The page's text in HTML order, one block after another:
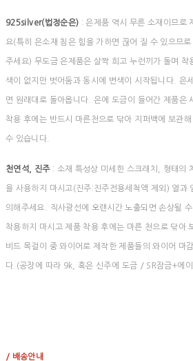
925silver(법정순은) : 은제품 역시 무른 소재이므로
요(특히 은소재 침은 힘을 가하면 끊어 질 수 있으므
주세요) 무도금 은제품은 살짝 희고 누런끼가 돌며 착
색이 없지만 벗어둠과 동시에 변색이 시작됩니다. 은
면 원래대로 돌아옵니다. 은에 도금이 들어간 제품은
착용 후에는 반드시 마른천으로 닦아 지퍼백에 보관
수 있습니다.
천연석, 진주: 소재 특성상 미세한 스크래치, 형태의
을 사용하지 마시고(진주:진주전용세척액 제외) 열과
의해주세요. 직사광선에 오랜시간 노출되면 손상될
착용하지 마시고 제품 착용 후에는 마른 천으로 닦아
비드 목걸이 중 와이어로 제작한 제품들의 와이어 마
다.(공장에 따라 9k, 혹은 신주에 도금 / SR잠금+에
/ 배송안내